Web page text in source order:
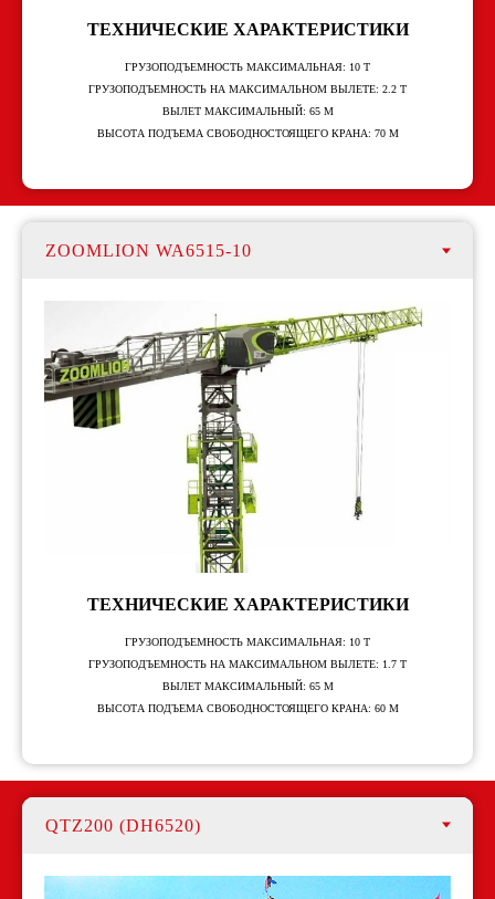
ТЕХНИЧЕСКИЕ ХАРАКТЕРИСТИКИ
ГРУЗОПОДЪЕМНОСТЬ МАКСИМАЛЬНАЯ: 10 Т
ГРУЗОПОДЪЕМНОСТЬ НА МАКСИМАЛЬНОМ ВЫЛЕТЕ: 2.2 Т
ВЫЛЕТ МАКСИМАЛЬНЫЙ: 65 М
ВЫСОТА ПОДЪЕМА СВОБОДНОСТОЯЩЕГО КРАНА: 70 М
ТЕХНИЧЕСКИЕ ХАРАКТЕРИСТИКИ
ГРУЗОПОДЪЕМНОСТЬ МАКСИМАЛЬНАЯ: 10 Т
ГРУЗОПОДЪЕМНОСТЬ НА МАКСИМАЛЬНОМ ВЫЛЕТЕ: 1.7 Т
ВЫЛЕТ МАКСИМАЛЬНЫЙ: 65 М
ВЫСОТА ПОДЪЕМА СВОБОДНОСТОЯЩЕГО КРАНА: 60 М